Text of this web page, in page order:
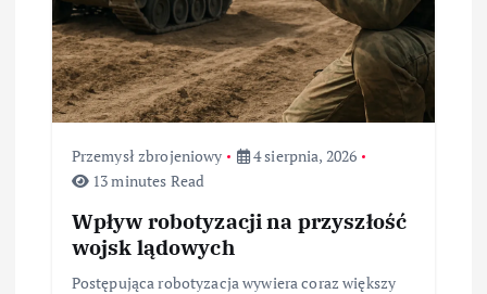
Przemysł zbrojeniowy
4 sierpnia, 2026
13 minutes Read
Wpływ robotyzacji na przyszłość
wojsk lądowych
Postępująca robotyzacja wywiera coraz większy